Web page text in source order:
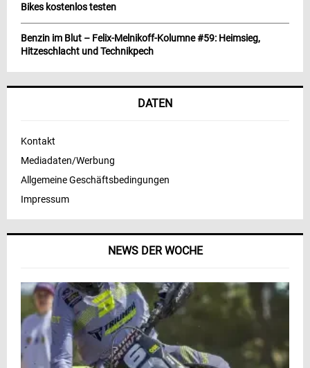
NEWS DER WOCHE
Bikes kostenlos testen
Benzin im Blut – Felix-Melnikoff-Kolumne #59: Heimsieg,
Hitzeschlacht und Technikpech
DATEN
Kontakt
Mediadaten/Werbung
Allgemeine Geschäftsbedingungen
Impressum